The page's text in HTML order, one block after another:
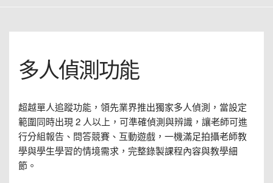
多人偵測功能
超越單人追蹤功能，領先業界推出獨家多人偵測，當設定
範圍同時出現 2 人以上，可準確偵測與辨識，讓老師可進
行分組報告、問答競賽、互動遊戲，一機滿足拍攝老師教
學與學生學習的情境需求，完整錄製課程內容與教學細
節。